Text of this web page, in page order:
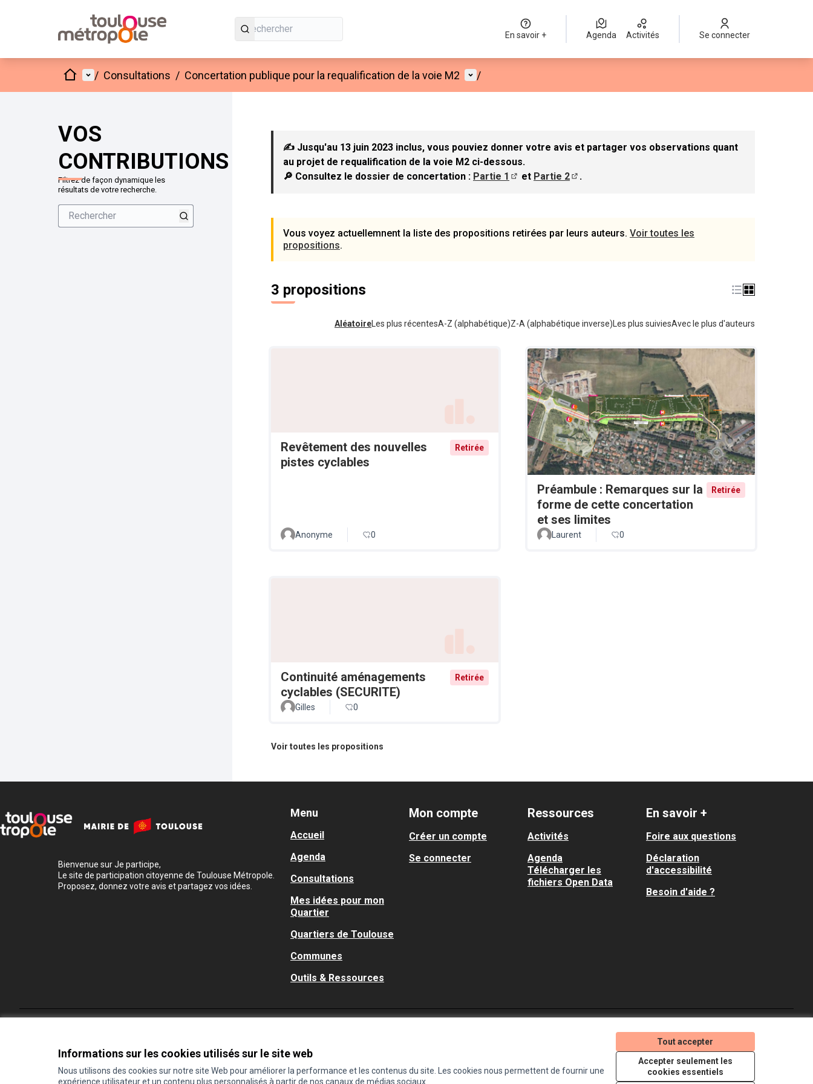
Informations sur les cookies utilisés sur le site web
Nous utilisons des cookies sur notre site Web pour améliorer la performance et les contenus du site. Les cookies nous permettent de fournir une
expérience utilisateur et un contenu plus personnalisés à partir de nos canaux de médias sociaux.
Tout accepter
Accepter seulement les
cookies essentiels
En savoir + Agenda Activités Se connecter
AccueilMenu principal
/ Consultations / Concertation publique pour la requalification de la voie M2 Menu utilisateur
/
VOS
CONTRIBUTIONS
Filtrez de façon dynamique les
résultats de votre recherche.
✍ Jusqu'au 13 juin 2023 inclus, vous pouviez donner votre avis et partager vos observations quant
au projet de requalification de la voie M2 ci-dessous.
🔎 Consultez le dossier de concertation : Partie 1
et Partie 2
.
Vous voyez actuellemnent la liste des propositions retirées par leurs auteurs. Voir toutes les
propositions.
3 propositions
Aléatoire Les plus récentesA-Z (alphabétique)Z-A (alphabétique inverse) Les plus suiviesAvec le plus d'auteurs
Revêtement des nouvelles
pistes cyclables
Retirée
Anonyme 0
Préambule : Remarques sur la
forme de cette concertation
et ses limites
Retirée
Laurent 0
Continuité aménagements
cyclables (SECURITE)
Retirée
Gilles 0
Voir toutes les propositions
Bienvenue sur Je participe,
Le site de participation citoyenne de Toulouse Métropole.
Proposez, donnez votre avis et partagez vos idées.
Menu
Accueil
Agenda
Consultations
Mes idées pour mon
Quartier
Quartiers de Toulouse
Communes
Outils & Ressources
Mon compte
Créer un compte
Se connecter
Ressources
Activités
Agenda
Télécharger les
fichiers Open Data
En savoir +
Foire aux questions
Déclaration
d'accessibilité
Besoin d'aide ?
(Lien externe)
(Lien externe)
(Lien externe)